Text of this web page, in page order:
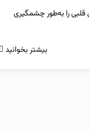
قلبی را به‌طور چشمگیری
بیشتر بخوانید